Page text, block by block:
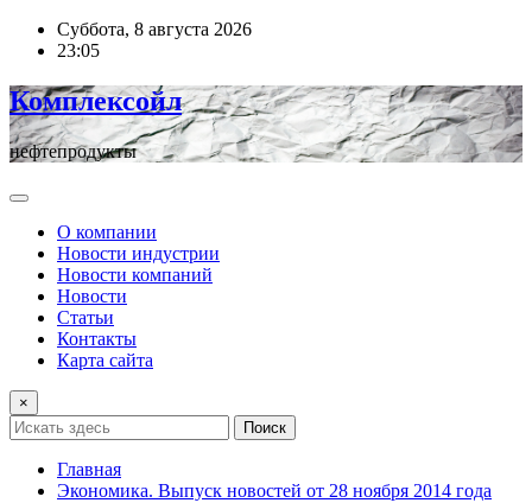
ПерейтиСуббота, 8 августа 2026
23:05
Комплексойл
нефтепродукты
О компании
Новости индустрии
Новости компаний
Новости
Статьи
Контакты
Карта сайта
×
Поиск
Главная
Экономика. Выпуск новостей от 28 ноября 2014 года